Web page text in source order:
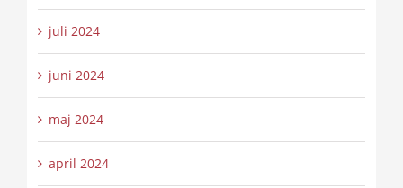
juli 2024
juni 2024
maj 2024
april 2024